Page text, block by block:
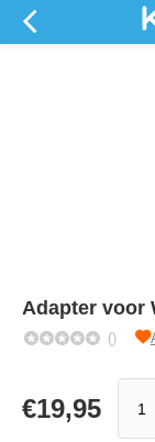
Adapter voor
()
€19,95